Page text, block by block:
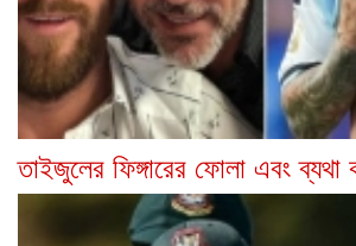
তাইজুলের ফিঙ্গারের ফোলা এবং ব্যথা